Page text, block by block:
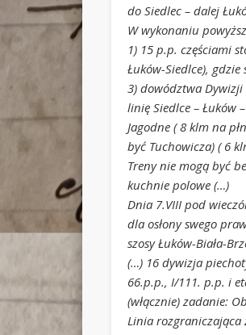
do Siedlec – dalej
W wykonaniu
1) 15 p.p. częściami
Łuków-Siedlce),
3) dowództwa
linię Siedlce – Łuków
Jagodne ( 8 klm na
być Tuchowicza) ( 6
Treny nie mogą być
kuchnie polowe (…)
Dnia 7.VIII pod
dla osłony swego
szosy Łuków-Biała-
(…) 16 dywizja
66.p.p., I/111. p.p. i
(włącznie) zadanie:
Linia rozgraniczająca